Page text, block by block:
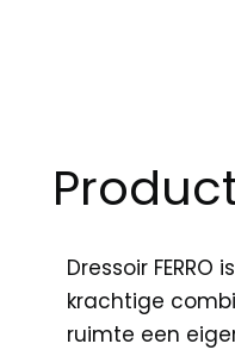
Dressoir
krachtige
ruimte een